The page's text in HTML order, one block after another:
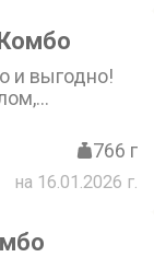
и выгодно!
цене!766 г
на 16.01.2026 г.